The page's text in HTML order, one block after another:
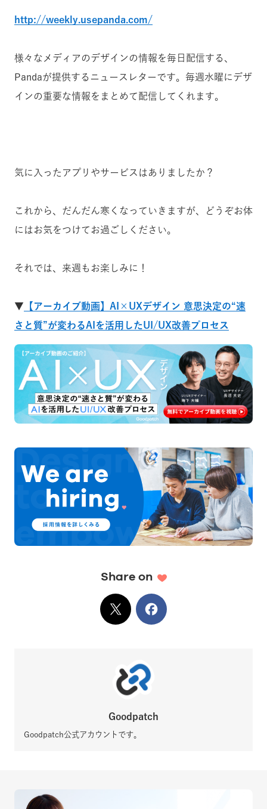
http://weekly.usepanda.com/
様々なメディアのデザインの情報を毎日配信する、
Pandaが提供するニュースレターです。毎週水曜にデザ
インの重要な情報をまとめて配信してくれます。
気に入ったアプリやサービスはありましたか？
これから、だんだん寒くなっていきますが、どうぞお体
にはお気をつけてお過ごしください。
それでは、来週もお楽しみに！
▼ 【アーカイブ動画】AI×UXデザイン 意思決定の“速
さと質”が変わるAIを活用したUI/UX改善プロセス
Share on
XでシェアFacebook
Goodpatch
Goodpatch公式アカウントです。